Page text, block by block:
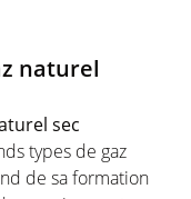
naturel
sec
types de gaz
de sa formation